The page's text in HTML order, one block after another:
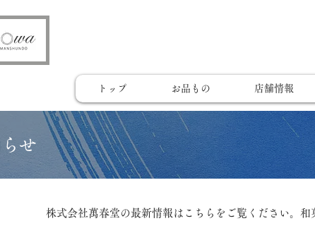
トップ お品もの 店舗情報
せ
株式会社萬春堂の最新情報はこちらをご覧ください。和